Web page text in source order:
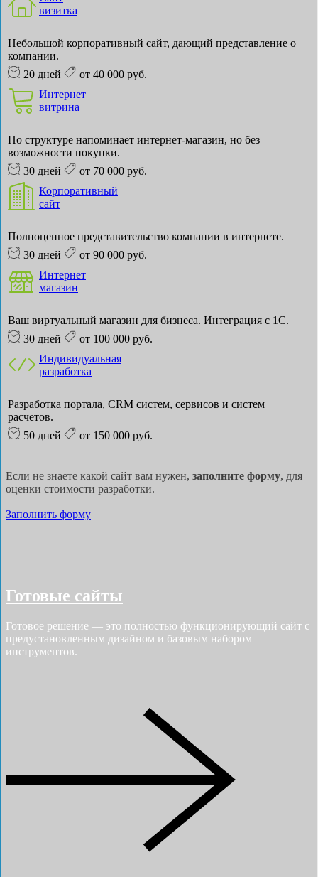
визитка
Небольшой корпоративный сайт, дающий представление о
компании.
20 дней
от 40 000 руб.
Интернет
витрина
По структуре напоминает интернет-магазин, но без
возможности покупки.
30 дней
от 70 000 руб.
Корпоративный
сайт
Полноценное представительство компании в интернете.
30 дней
от 90 000 руб.
Интернет
магазин
Ваш виртуальный магазин для бизнеса. Интеграция с 1С.
30 дней
от 100 000 руб.
Индивидуальная
разработка
Разработка портала, CRM систем, сервисов и систем
расчетов.
50 дней
от 150 000 руб.
Если не знаете какой сайт вам нужен, заполните форму, для
оценки стоимости разработки.
Заполнить форму
Готовые сайты
Готовое решение — это полностью функционирующий сайт с
предустановленным дизайном и базовым набором
инструментов.